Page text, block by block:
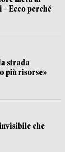
Ecco perché
strada
più risorse»
che